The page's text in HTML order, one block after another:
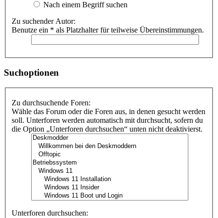
Nach einem Begriff suchen
Zu suchender Autor:
Benutze ein * als Platzhalter für teilweise Übereinstimmungen.
Suchoptionen
Zu durchsuchende Foren:
Wähle das Forum oder die Foren aus, in denen gesucht werden
soll. Unterforen werden automatisch mit durchsucht, sofern du
die Option „Unterforen durchsuchen“ unten nicht deaktivierst.
Unterforen durchsuchen: